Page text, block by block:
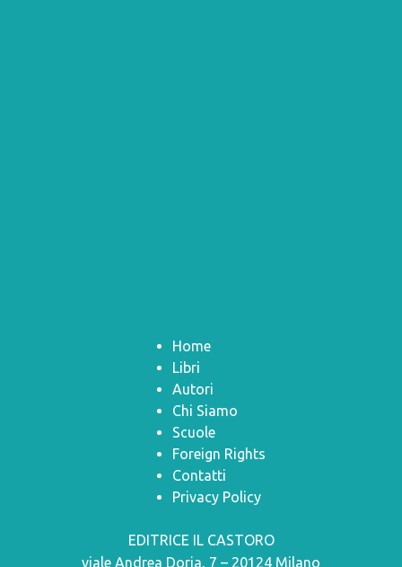
Home
Libri
Autori
Chi Siamo
Scuole
Foreign Rights
Contatti
Privacy Policy
EDITRICE IL CASTORO
viale Andrea Doria, 7 – 20124 Milano